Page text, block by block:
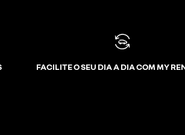
FACILITE O SEU DIA A DIA COM MY